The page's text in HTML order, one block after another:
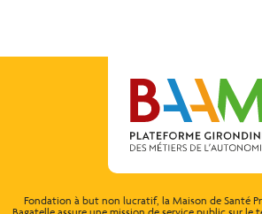
Fondation à but non lucratif, la Maison de Santé